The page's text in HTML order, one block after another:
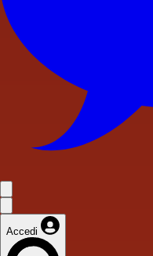
Accedi